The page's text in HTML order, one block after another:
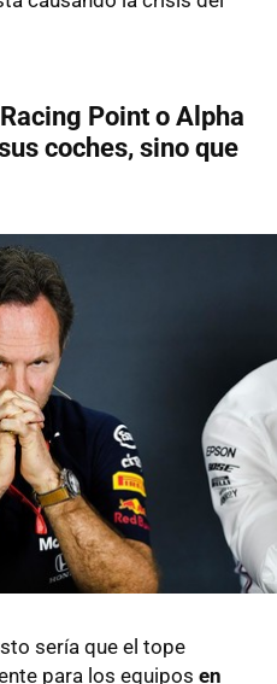
Point o Alpha
coches, sino que
sería que el tope
para los equipos en